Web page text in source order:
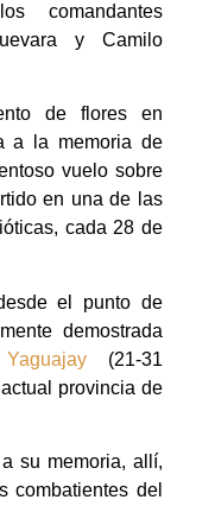
comandantes
y Camilo
de flores en
a la memoria de
vuelo sobre
en una de las
cada 28 de
el punto de
demostrada
(21-31
provincia de
su memoria, allí,
combatientes del